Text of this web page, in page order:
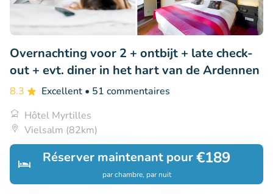
Rechercher Réservations
Réserver maintenant pour€189
par chambre, par nuit
Overnachting voor 2 + ontbijt + late check-
out + evt. diner in het hart van de Ardennen
8.3 Excellent • 51 commentaires
Hôtel Myrtilles
Vielsalm (82km)
Vendu : 59
€133 €79